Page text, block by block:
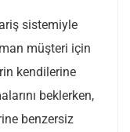
sistemiyle
müşteri için
kendilerine
beklerken,
benzersiz